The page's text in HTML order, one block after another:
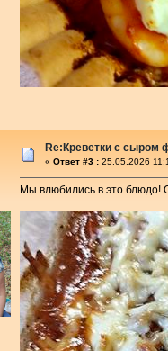
Re:Креветки с сыром
« Ответ #3 : 25.05.2026
Мы влюбились в это блюдо!